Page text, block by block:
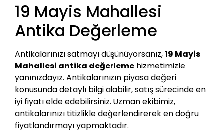
19 Mayis Mahallesi
Antika Değerleme
Antikalarınızı satmayı düşünüyorsanız,19 Mayis
Mahallesi antika değerleme hizmetimizle
yanınızdayız. Antikalarınızın piyasa değeri
konusunda detaylı bilgi alabilir, satış sürecinde en
iyi fiyatı elde edebilirsiniz. Uzman ekibimiz,
antikalarınızı titizlikle değerlendirerek en doğru
fiyatlandırmayı yapmaktadır.